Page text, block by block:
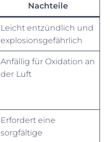
Nachteile
Leicht entzündlich und
explosionsgefährlich
Anfällig für Oxidation an
der Luft
Erfordert eine
sorgfältige